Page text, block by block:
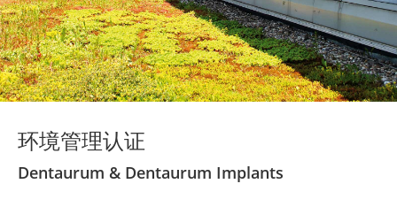
环境管理认证
Dentaurum & Dentaurum Implants